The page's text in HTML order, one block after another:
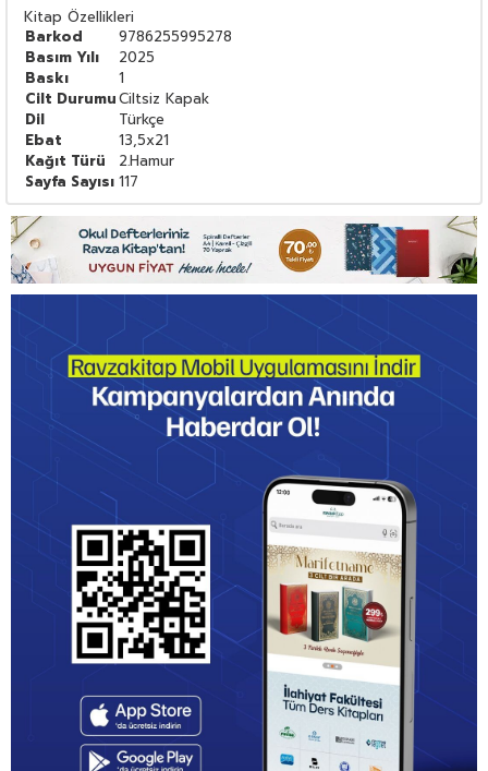
Kitap Özellikleri
Barkod
9786255995278
Basım Yılı
2025
Baskı
1
Cilt DurumuCiltsiz Kapak
Dil
Türkçe
Ebat
13,5x21
Kağıt Türü
2.Hamur
Sayfa Sayısı 117